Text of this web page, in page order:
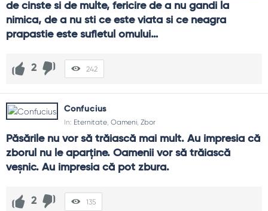
de cinste si de multe, fericire de a nu gandi la
nimica, de a nu sti ce este viata si ce neagra
prapastie este sufletul omului…
2 242
Confucius
In: Eternitate, Oameni, Zbor
Păsările nu vor să trăiască mai mult. Au impresia că
zborul nu le aparţine. Oamenii vor să trăiască
veşnic. Au impresia că pot zbura.
2 135